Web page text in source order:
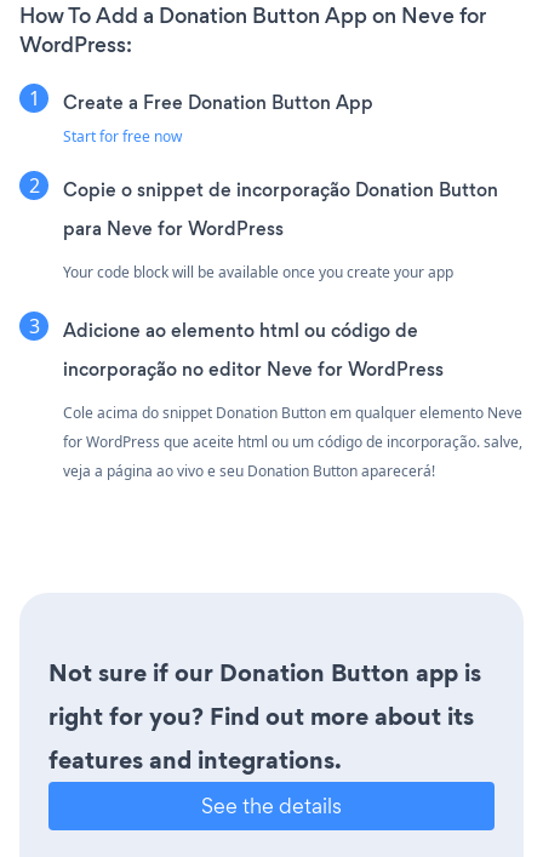
How To Add a Donation Button App on Neve for
WordPress:
Create a Free Donation Button App
Start for free now
Copie o snippet de incorporação Donation Button
para Neve for WordPress
Your code block will be available once you create your app
Adicione ao elemento html ou código de
incorporação no editor Neve for WordPress
Cole acima do snippet Donation Button em qualquer elemento Neve
for WordPress que aceite html ou um código de incorporação. salve,
veja a página ao vivo e seu Donation Button aparecerá!
Not sure if our Donation Button app is
right for you? Find out more about its
features and integrations.
See the details